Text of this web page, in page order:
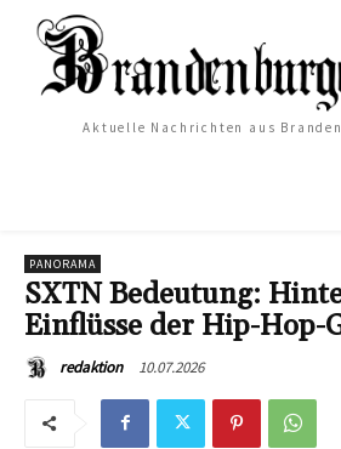
Aktuelle Nachrichten aus
PANORAMA
SXTN Bedeutung:
Einflüsse der Hip-Hop-
redaktion 10.07.2026